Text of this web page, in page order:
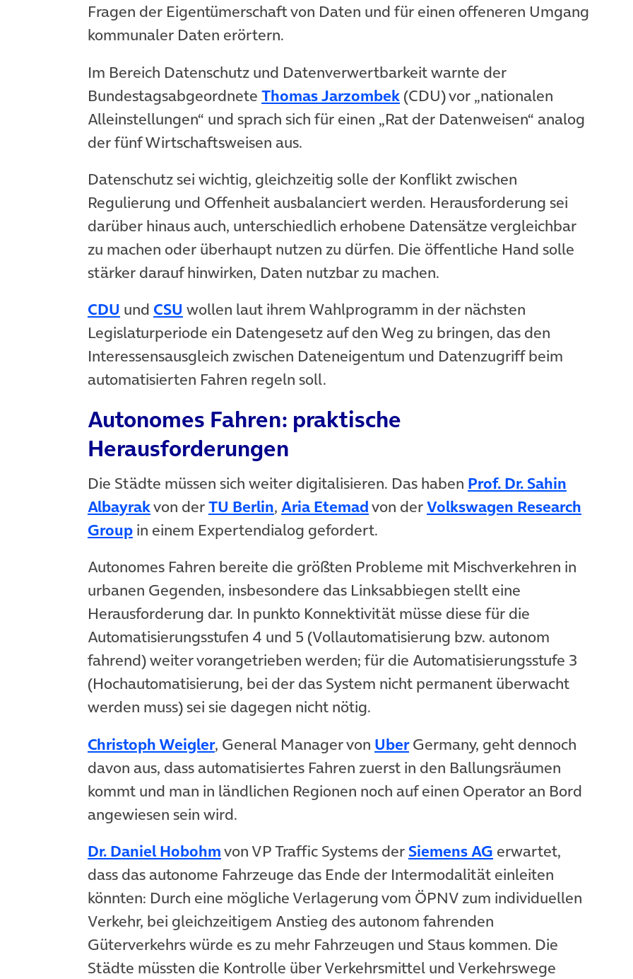
Fragen der Eigentümerschaft von Daten und für einen offeneren Umgang
kommunaler Daten erörtern.
Im Bereich Datenschutz und Datenverwertbarkeit warnte der
Bundestagsabgeordnete Thomas Jarzombek(öffnet in neuem Tab)
(CDU) vor „nationalen
Alleinstellungen“ und sprach sich für einen „Rat der Datenweisen“ analog
der fünf Wirtschaftsweisen aus.
Datenschutz sei wichtig, gleichzeitig solle der Konflikt zwischen
Regulierung und Offenheit ausbalanciert werden. Herausforderung sei
darüber hinaus auch, unterschiedlich erhobene Datensätze vergleichbar
zu machen oder überhaupt nutzen zu dürfen. Die öffentliche Hand solle
stärker darauf hinwirken, Daten nutzbar zu machen.
CDU (öffnet in neuem Tab)
und CSU (öffnet in neuem Tab)
wollen laut ihrem Wahlprogramm in der nächsten
Legislaturperiode ein Datengesetz auf den Weg zu bringen, das den
Interessensausgleich zwischen Dateneigentum und Datenzugriff beim
automatisierten Fahren regeln soll.
Autonomes Fahren: praktische
Herausforderungen
Die Städte müssen sich weiter digitalisieren. Das haben Prof. Dr. Sahin
Albayrak(öffnet in neuem Tab)
von derTU Berlin(öffnet in neuem Tab)
, Aria Etemad(öffnet in neuem Tab)
von derVolkswagen Research
Group(öffnet in neuem Tab)
in einem Expertendialog gefordert.
Autonomes Fahren bereite die größten Probleme mit Mischverkehren in
urbanen Gegenden, insbesondere das Linksabbiegen stellt eine
Herausforderung dar. In punkto Konnektivität müsse diese für die
Automatisierungsstufen 4 und 5 (Vollautomatisierung bzw. autonom
fahrend) weiter vorangetrieben werden; für die Automatisierungsstufe 3
(Hochautomatisierung, bei der das System nicht permanent überwacht
werden muss) sei sie dagegen nicht nötig.
Christoph Weigler(öffnet in neuem Tab)
, General Manager von Uber(öffnet in neuem Tab)
Germany, geht dennoch
davon aus, dass automatisiertes Fahren zuerst in den Ballungsräumen
kommt und man in ländlichen Regionen noch auf einen Operator an Bord
angewiesen sein wird.
Dr. Daniel Hobohm(öffnet in neuem Tab)
von VP Traffic Systems der Siemens AG (öffnet in neuem
erwartet,
dass das autonome Fahrzeuge das Ende der Intermodalität einleiten
könnten: Durch eine mögliche Verlagerung vom ÖPNV zum individuellen
Verkehr, bei gleichzeitigem Anstieg des autonom fahrenden
Güterverkehrs würde es zu mehr Fahrzeugen und Staus kommen. Die
Städte müssten die Kontrolle über Verkehrsmittel und Verkehrswege